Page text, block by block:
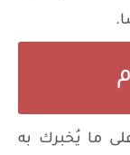
ما يُخبرك به